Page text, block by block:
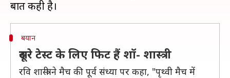
बयान
दूसरे टेस्ट के लिए फिट हैं शॉ- शास्त्री
रवि शास्त्री ने मैच की पूर्व संध्या पर कहा, "पृथ्वी मैच में